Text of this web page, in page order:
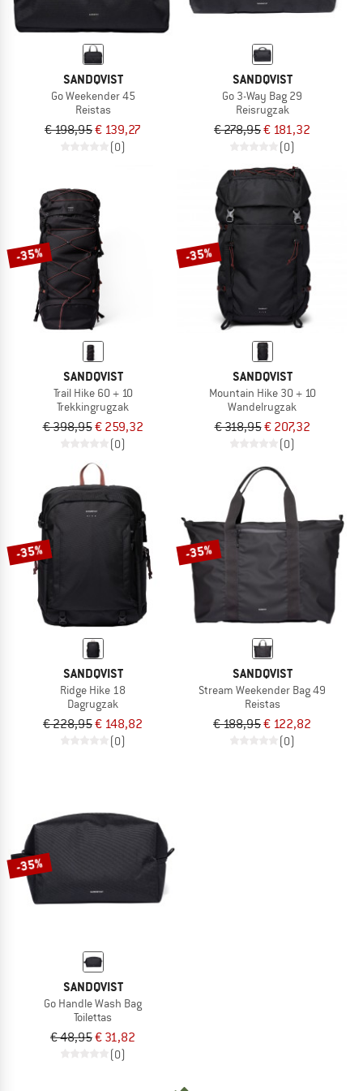
SANDQVIST
Go Weekender 45
Reistas
€ 198,95€ 139,27
(0)
SANDQVIST
Go 3-Way Bag 29
Reisrugzak
€ 278,95€ 181,32
(0)
-35%
SANDQVIST
Trail Hike 60 + 10
Trekkingrugzak
€ 398,95€ 259,32
(0)
-35%
SANDQVIST
Mountain Hike 30 + 10
Wandelrugzak
€ 318,95€ 207,32
(0)
-35%
SANDQVIST
Ridge Hike 18
Dagrugzak
€ 228,95€ 148,82
(0)
-35%
SANDQVIST
Stream Weekender Bag 49
Reistas
€ 188,95€ 122,82
(0)
-35%
SANDQVIST
Go Handle Wash Bag
Toilettas
€ 48,95€ 31,82
(0)